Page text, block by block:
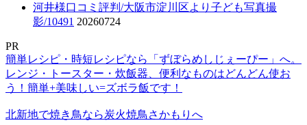
河井様口コミ評判/大阪市淀川区より子ども写真撮
影/10491 20260724
PR
簡単レシピ・時短レシピなら「ずぼらめしじぇーぴー」へ。
レンジ・トースター・炊飯器、便利なものはどんどん使お
う！簡単+美味しい=ズボラ飯です！
北新地で焼き鳥なら炭火焼鳥さかもりへ